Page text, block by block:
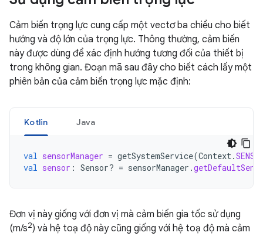
Cảm biến trọng lực cung cấp một vectơ ba chiều cho biết
hướng và độ lớn của trọng lực. Thông thường, cảm biến
này được dùng để xác định hướng tương đối của thiết bị
trong không gian. Đoạn mã sau đây cho biết cách lấy một
phiên bản của cảm biến trọng lực mặc định:
Kotlin Java
val sensorManager = getSystemService(Context.
val sensor : Sensor? = sensorManager .
Đơn vị này giống với đơn vị mà cảm biến gia tốc sử dụng
(m/s2) và hệ toạ độ này cũng giống với hệ toạ độ mà cảm